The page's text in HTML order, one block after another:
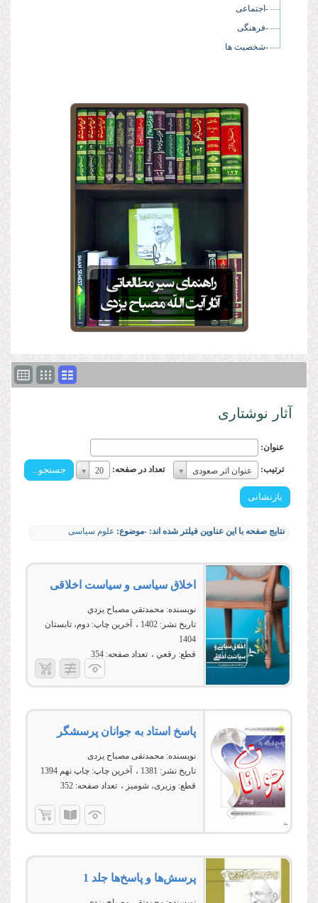
-اجتماعی
-فرهنگی
-شخصیت ها
آثار نوشتاری
عنوان:
ترتیب: عنوان اثر صعودی
ترتیب:
تعداد در صفحه: 20
تعداد
در
نتایج صفحه با این عناوین فیلتر شده اند: -موضوع: علوم سیاسی
اخلاق سياسی و سياست اخلاقی
نویسنده: محمدتقي مصباح يزدي
تاریخ نشر: 1402 آخرین چاپ: دوم، تابستان
1404
قطع: رقعي تعداد صفحه: 354
پاسخ استاد به جوانان پرسشگر
نویسنده: محمدتقی مصباح یزدی
تاریخ نشر: 1381 آخرین چاپ: چاپ نهم 1394
قطع: وزیری، شومیز تعداد صفحه: 352
پرسش‌ها و پاسخ‌ها جلد 1